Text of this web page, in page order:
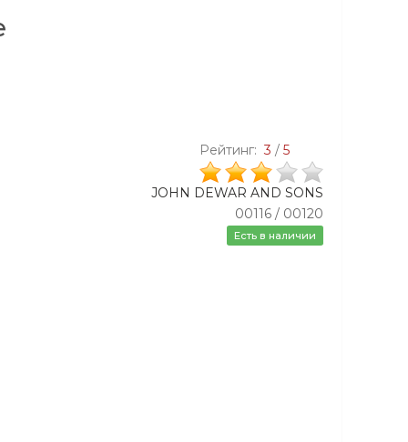
Рейтинг:3 / 5
JOHN DEWAR AND SONS
00116 / 00120
Есть в наличии